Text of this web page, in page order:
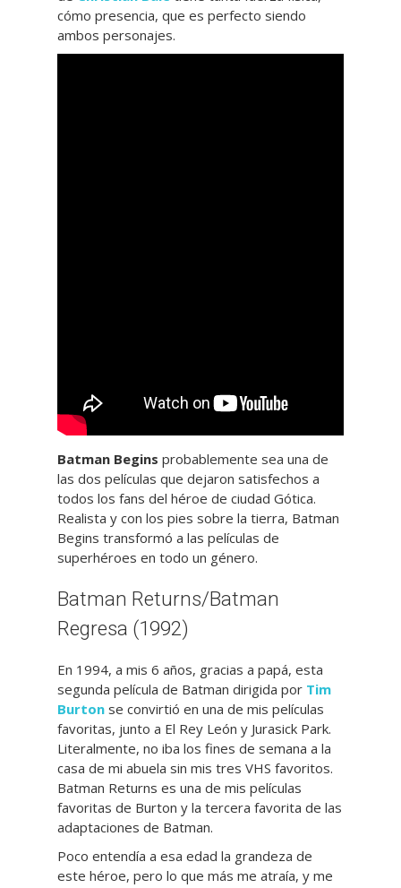
cómo presencia, que es perfecto siendo
ambos personajes.
Batman Begins probablemente sea una de
las dos películas que dejaron satisfechos a
todos los fans del héroe de ciudad Gótica.
Realista y con los pies sobre la tierra, Batman
Begins transformó a las películas de
superhéroes en todo un género.
Batman Returns/Batman
Regresa (1992)
En 1994, a mis 6 años, gracias a papá, esta
segunda película de Batman dirigida por Tim
Burton se convirtió en una de mis películas
favoritas, junto a El Rey León y Jurasick Park.
Literalmente, no iba los fines de semana a la
casa de mi abuela sin mis tres VHS favoritos.
Batman Returns es una de mis películas
favoritas de Burton y la tercera favorita de las
adaptaciones de Batman.
Poco entendía a esa edad la grandeza de
este héroe, pero lo que más me atraía, y me